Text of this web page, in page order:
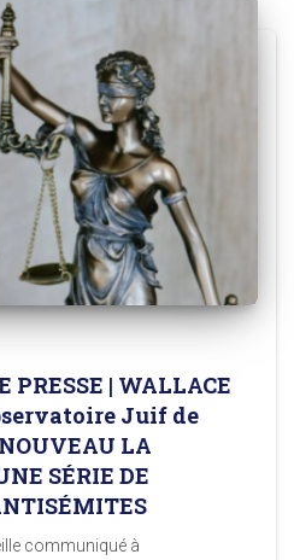
PRESSE | WALLACE
Juif de
LA
SÉRIE DE
à